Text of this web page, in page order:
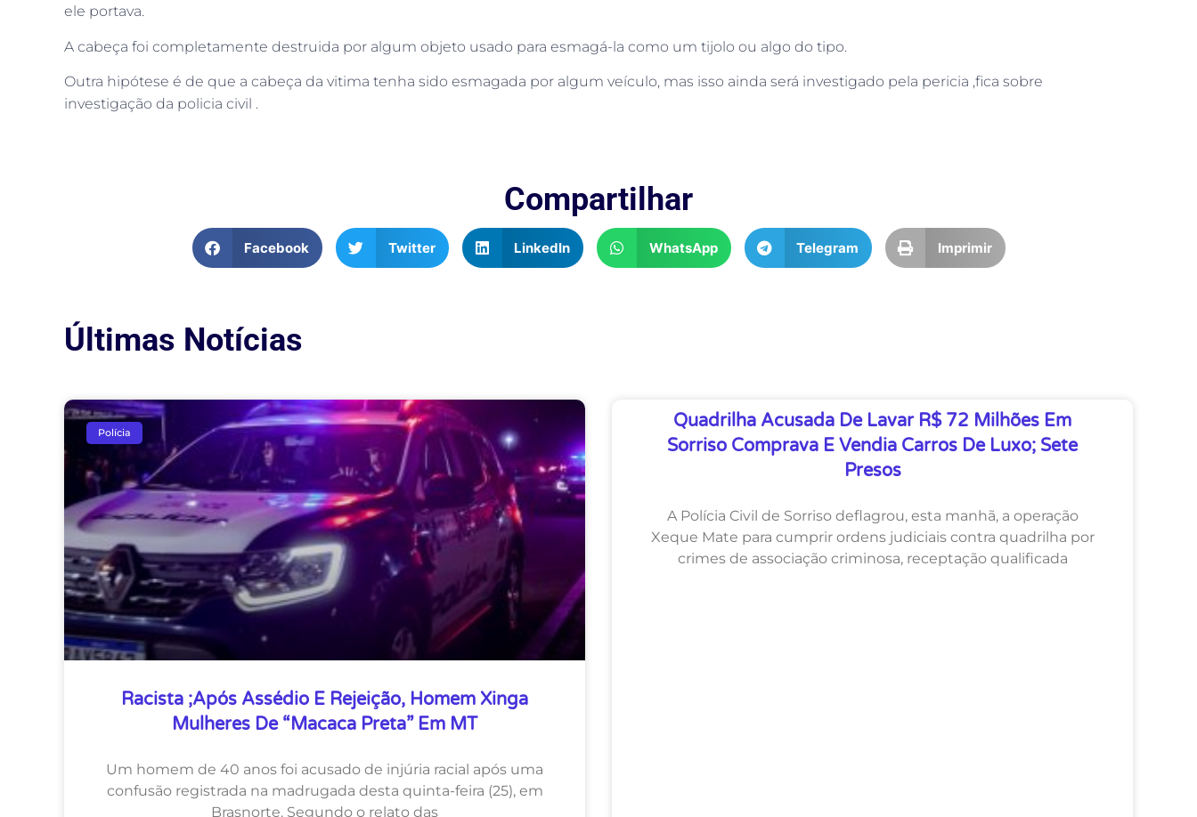
ele portava.
A cabeça foi completamente destruida por algum objeto usado para esmagá-la como um tijolo ou algo do tipo.
Outra hipótese é de que a cabeça da vitima tenha sido esmagada por algum veículo, mas isso ainda será investigado pela pericia ,fica sobre
investigação da policia civil .
Compartilhar
Facebook Twitter LinkedIn WhatsApp Telegram Imprimir
Últimas Notícias
Polícia
Racista ;Após Assédio E Rejeição, Homem Xinga
Mulheres De “macaca Preta” Em MT
Um homem de 40 anos foi acusado de injúria racial após uma
confusão registrada na madrugada desta quinta-feira (25), em
Brasnorte. Segundo o relato das
Quadrilha Acusada De Lavar R$ 72 Milhões Em
Sorriso Comprava E Vendia Carros De Luxo; Sete
Presos
A Polícia Civil de Sorriso deflagrou, esta manhã, a operação
Xeque Mate para cumprir ordens judiciais contra quadrilha por
crimes de associação criminosa, receptação qualificada